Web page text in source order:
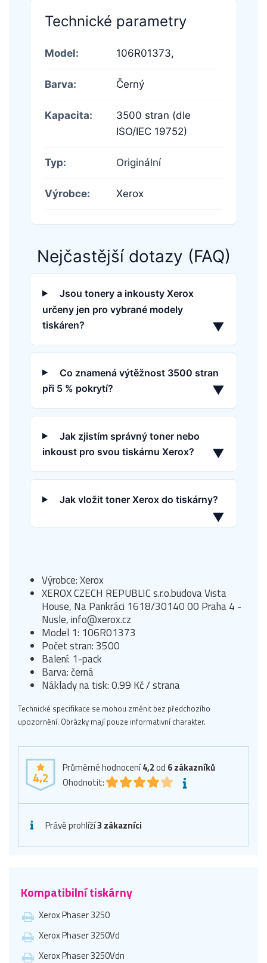
Technické parametry
Model: 106R01373,
Barva: Černý
Kapacita:
3500 stran (dle
ISO/IEC 19752)
Typ: Originální
Výrobce: Xerox
Nejčastější dotazy (FAQ)
Jsou tonery a inkousty Xerox
určeny jen pro vybrané modely
tiskáren?
▼
Co znamená výtěžnost 3500 stran
při 5 % pokrytí?
▼
Jak zjistím správný toner nebo
inkoust pro svou tiskárnu Xerox?
▼
Jak vložit toner Xerox do tiskárny?
▼
Výrobce: Xerox
XEROX CZECH REPUBLIC s.r.o.budova Vista
House, Na Pankráci 1618/30140 00 Praha 4 -
Nusle, info@xerox.cz
Model 1: 106R01373
Počet stran: 3500
Balení: 1-pack
Barva: černá
Náklady na tisk: 0.99 Kč / strana
Technické specifikace se mohou změnit bez předchozího
upozornění. Obrázky mají pouze informativní charakter.
4,2
Průměrné hodnocení4,2od 6zákazníků
Ohodnotit:
Právě prohlíží3 zákazníci
Kompatibilní tiskárny
Xerox Phaser 3250
Xerox Phaser 3250Vd
Xerox Phaser 3250Vdn